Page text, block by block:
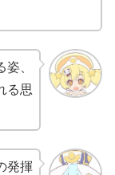
、
る思
発揮